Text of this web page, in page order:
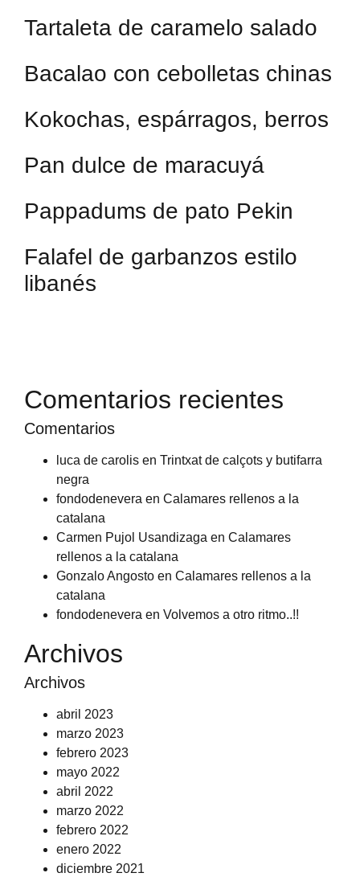
Tartaleta de caramelo salado
Bacalao con cebolletas chinas
Kokochas, espárragos, berros
Pan dulce de maracuyá
Pappadums de pato Pekin
Falafel de garbanzos estilo
libanés
Comentarios recientes
Comentarios
luca de carolis en Trintxat de calçots y butifarra
negra
fondodenevera en Calamares rellenos a la
catalana
Carmen Pujol Usandizaga en Calamares
rellenos a la catalana
Gonzalo Angosto en Calamares rellenos a la
catalana
fondodenevera en Volvemos a otro ritmo..!!
Archivos
Archivos
abril 2023
marzo 2023
febrero 2023
mayo 2022
abril 2022
marzo 2022
febrero 2022
enero 2022
diciembre 2021